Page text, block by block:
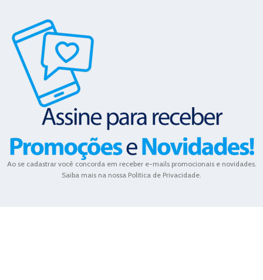
Ao se cadastrar você concorda em receber e-mails promocionais e novidades.
Saiba mais na nossa Politica de Privacidade.